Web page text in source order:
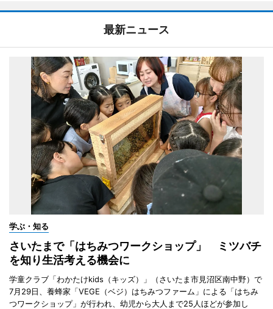
最新ニュース
学ぶ・知る
さいたまで「はちみつワークショップ」 ミツバチ
を知り生活考える機会に
学童クラブ「わかたけkids（キッズ）」（さいたま市見沼区南中野）で
7月29日、養蜂家「VEGE（ベジ）はちみつファーム」による「はちみ
つワークショップ」が行われ、幼児から大人まで25人ほどが参加し